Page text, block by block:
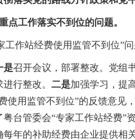
工作落实不到位的问题。
作站经费使用监管不到位”问
是召开会议，部署整改。党组
行整改。 二是加强学习，提
使用监管不到位”的反馈意见
台管委会“专家工作站经费”
年的补助经费由企业提供相